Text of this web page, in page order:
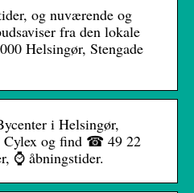
og nuværende og
fra den lokale
Helsingør, Stengade
i Helsingør,
Cylex og find ☎ 49 22
⌚ åbningstider.